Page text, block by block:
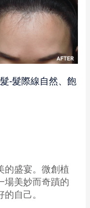
-髮際線自然、飽
的盛宴。微創植
場美妙而奇蹟的
自己。